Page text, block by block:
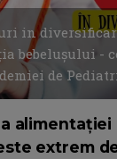
in
bebelușului -
de
alimentației
extrem